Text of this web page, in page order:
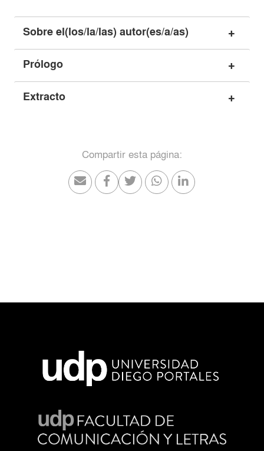
Sobre el(los/la/las) autor(es/a/as)
Prólogo
Extracto
Compartir esta página: